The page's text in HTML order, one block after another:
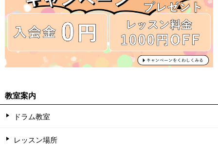
教室案内
ドラム教室
レッスン場所